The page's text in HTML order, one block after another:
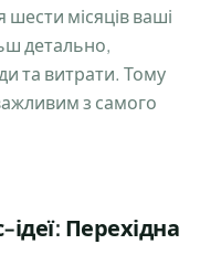
шести місяців ваші
детально,
та витрати. Тому
з самого
Перехідна